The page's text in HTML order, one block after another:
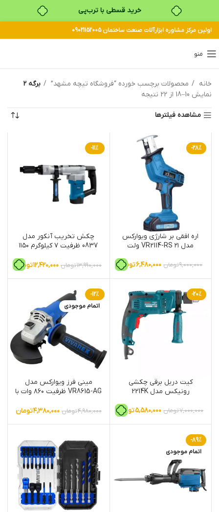
خرید قسطی با ترب‌پی
اولین مرکز مشاوره ابزارآلات صنعت ساختمان 09021152005
منو
خانه محصولات برچسب خورده “فروشگاه تیچه مشهد”
برگه 2
نمایش 10–18 از 22 نتیجه
مشاهده فیلترها
-28%
اره افقی بر شارژی ویوارکس
مدل VR2114-RS ۲۱ ولت
۹,۰۰۰,۰۰۰تومان ۶,۴۸۰,۰۰۰تومان
-11%
چکش تخریب آنکور مدل
0837 ظرفیت ۷ کیلوگرم ۱۱۵۰
۱۳,۹۹۰,۰۰۰تومان ۱۲,۴۲۰,۰۰۰تومان
-20%
کیت دریل برقی چکشی
رونیکس مدل 2214K
۷,۰۰۰,۰۰۰تومان ۵,۵۸۰,۰۰۰تومان
-12%
اتمام موجودی
مینی فرز ویوارکس مدل
VR8615-AG ظرفیت ۸۶۰ وات با
۴,۹۸۰,۰۰۰تومان ۴,۳۸۰,۰۰۰تومان
-89%
اتمام موجودی